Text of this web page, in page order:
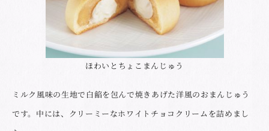
ほわいとちょこまんじゅう
ミルク風味の生地で白餡を包んで焼きあげた洋風のおまんじゅう
です。中には、クリーミーなホワイトチョコクリームを詰めまし